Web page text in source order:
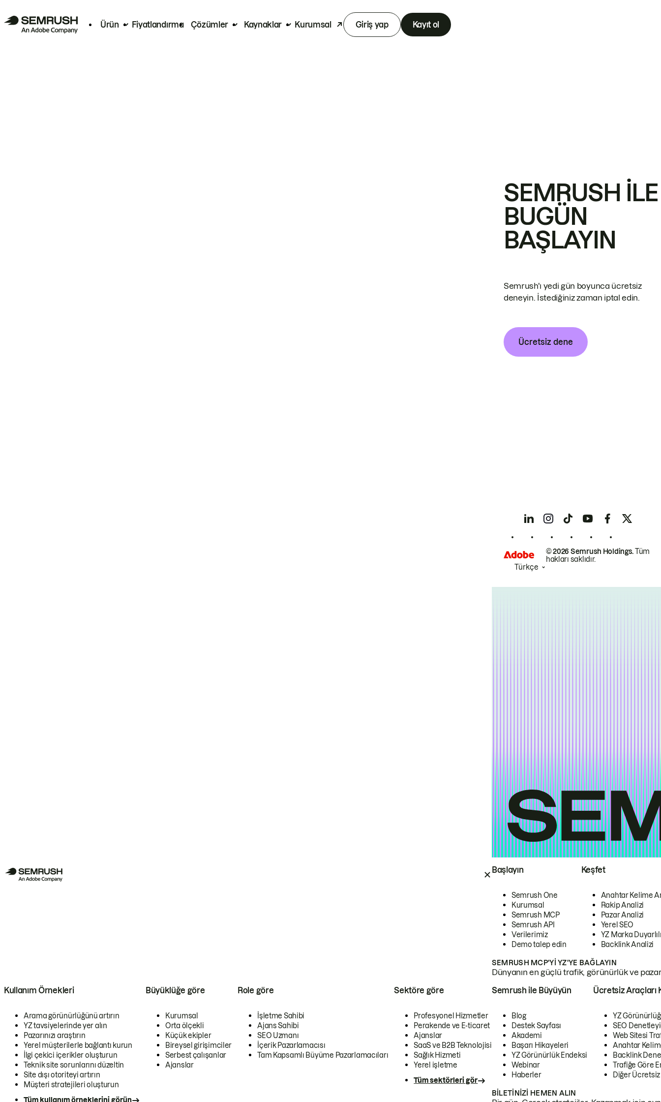
Ürün Fiyatlandırma Çözümler Kaynaklar Kurumsal Giriş yap Kayıt ol
Başlayın
Semrush One
Kurumsal
Semrush MCP
Semrush API
Verilerimiz
Demo talep edin
Keşfet
Anahtar Kelime
Rakip Analizi
Pazar Analizi
Yerel SEO
YZ Marka
Backlink Analizi
SEMRUSH MCP'YI YZ'YE BAĞLAYIN
Dünyanın en güçlü trafik, görünürlük ve
Kullanım Örnekleri
Arama görünürlüğünü artırın
YZ tavsiyelerinde yer alın
Pazarınızı araştırın
Yerel müşterilerle bağlantı kurun
İlgi çekici içerikler oluşturun
Teknik site sorunlarını düzeltin
Site dışı otoriteyi artırın
Müşteri stratejileri oluşturun
Tüm kullanım örneklerini görün
Büyüklüğe göre
Kurumsal
Orta ölçekli
Küçük ekipler
Bireysel girişimciler
Serbest çalışanlar
Ajanslar
Role göre
İşletme Sahibi
Ajans Sahibi
SEO Uzmanı
İçerik Pazarlamacısı
Tam Kapsamlı Büyüme Pazarlamacıları
Sektöre göre
Profesyonel Hizmetler
Perakende ve E-ticaret
Ajanslar
SaaS ve B2B Teknolojisi
Sağlık Hizmeti
Yerel işletme
Tüm sektörleri gör
Semrush ile Büyüyün
Blog
Destek Sayfası
Akademi
Başarı Hikayeleri
YZ Görünürlük Endeksi
Webinar
Haberler
Ücretsiz Araçları
YZ
SEO
Web Sitesi
Anahtar
Backlink
Trafiğe Göre
Diğer
BILETINIZI HEMEN ALIN
SEMRUSH ILE
BUGÜN
BAŞLAYIN
Semrush'ı yedi gün boyunca ücretsiz
deneyin. İstediğiniz zaman iptal edin.
Ücretsiz dene
© 2026 Semrush Holdings.Tüm
hakları saklıdır.
Türkçe